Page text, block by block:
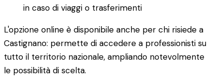
in caso di viaggi o trasferimenti
L'opzione online è disponibile anche per chi risiede a
Castignano: permette di accedere a professionisti su
tutto il territorio nazionale, ampliando notevolmente
le possibilità di scelta.